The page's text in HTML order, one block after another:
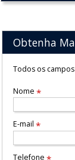
Obtenha
Todos os
Nome *
E-mail *
Telefone